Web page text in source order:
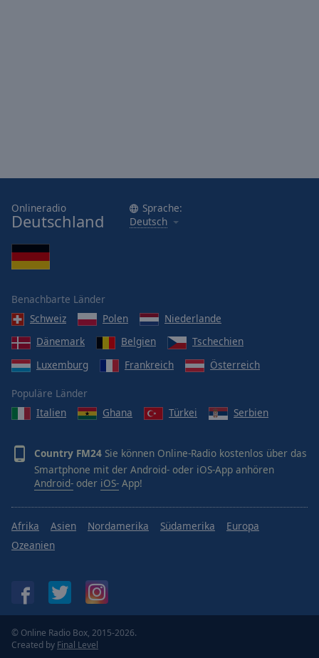
Onlineradio
Deutschland
Sprache:
Deutsch
Benachbarte Länder
Schweiz
Polen
Niederlande
Dänemark
Belgien
Tschechien
Luxemburg
Frankreich Österreich
Populäre Länder
Italien
Ghana Türkei Serbien
Country FM24 Sie können Online-Radio kostenlos über das
Smartphone mit der Android- oder iOS-App anhören
Android- oder iOS- App!
Afrika Asien Nordamerika Südamerika
Europa
Ozeanien
© Online Radio Box, 2015-2026.
Created by Final Level